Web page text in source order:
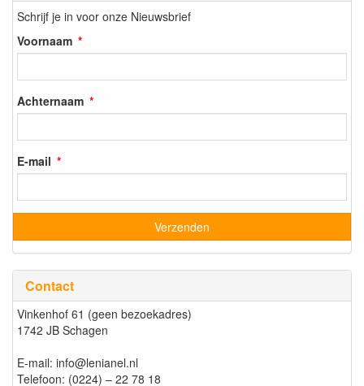
Schrijf je in voor onze Nieuwsbrief
Voornaam
Achternaam
E-mail
Contact
Vinkenhof 61 (geen bezoekadres)
1742 JB Schagen
E-mail: info@lenianel.nl
Telefoon: (0224) – 22 78 18